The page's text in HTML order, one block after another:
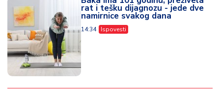
rat i tešku dijagnozu - jede dve
namirnice svakog dana
14:34 Ispovesti